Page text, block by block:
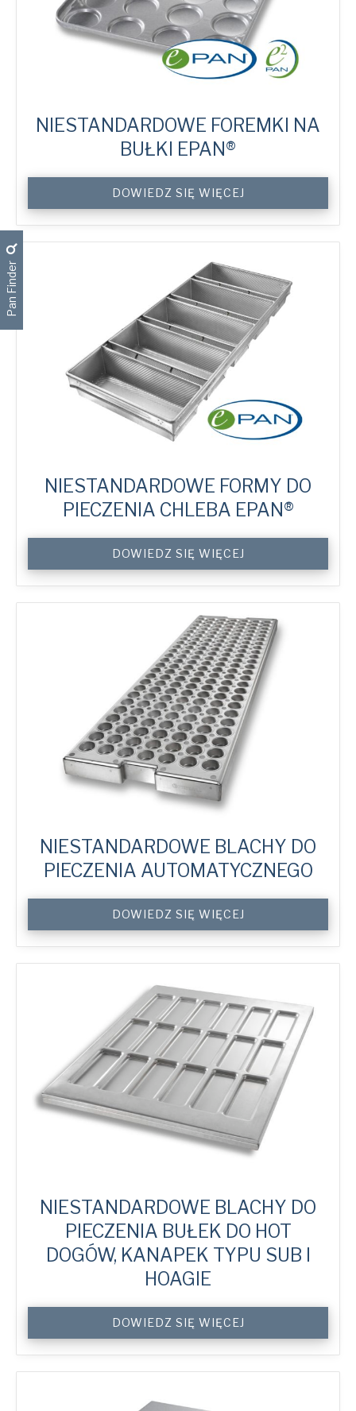
NIESTANDARDOWE FOREMKI NA
BUŁKI EPAN®
Bun
Trays
quantity
DOWIEDZ SIĘ WIĘCEJ
NIESTANDARDOWE FORMY DO
PIECZENIA CHLEBA EPAN®
Bread
Tins
quantity
DOWIEDZ SIĘ WIĘCEJ
NIESTANDARDOWE BLACHY DO
PIECZENIA AUTOMATYCZNEGO
Bake
Trays
quantity
DOWIEDZ SIĘ WIĘCEJ
NIESTANDARDOWE BLACHY DO
PIECZENIA BUŁEK DO HOT
DOGÓW, KANAPEK TYPU SUB I
HOAGIE
Dog,
Sub
&
DOWIEDZ SIĘ WIĘCEJ
Pan Finder